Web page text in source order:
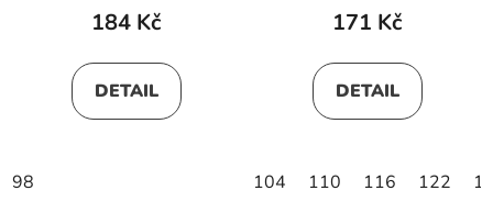
184 Kč
DETAIL
98
171 Kč
DETAIL
104 110 116 122